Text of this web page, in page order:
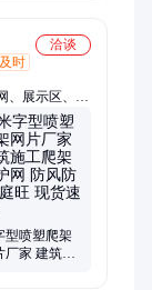
洽谈
时
、展示区、防
锻压扣件、对
、方柱扣、梁
管接头、扣件
型喷塑爬架
厂家 建筑施